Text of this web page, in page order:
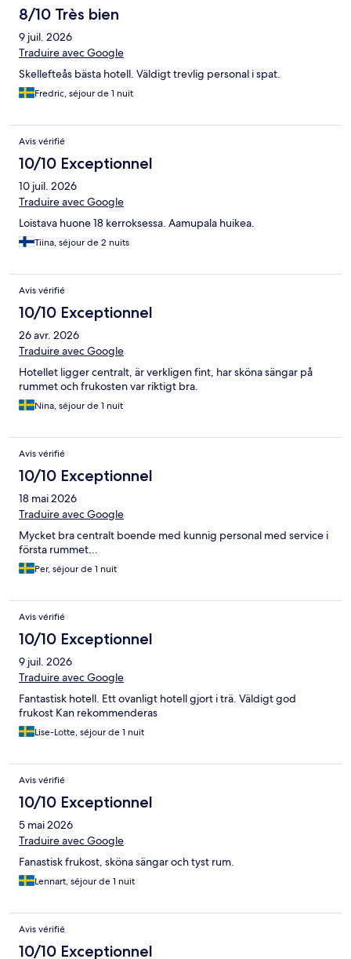
8/10 Très bien
9 juil. 2026
Traduire avec Google
Skellefteås bästa hotell. Väldigt trevlig personal i spat.
Fredric, séjour de 1 nuit
Avis vérifié
10/10 Exceptionnel
10 juil. 2026
Traduire avec Google
Loistava huone 18 kerroksessa. Aamupala huikea.
Tiina, séjour de 2 nuits
Avis vérifié
10/10 Exceptionnel
26 avr. 2026
Traduire avec Google
Hotellet ligger centralt, är verkligen fint, har sköna sängar på
rummet och frukosten var riktigt bra.
Nina, séjour de 1 nuit
Avis vérifié
10/10 Exceptionnel
18 mai 2026
Traduire avec Google
Mycket bra centralt boende med kunnig personal med service i
första rummet...
Per, séjour de 1 nuit
Avis vérifié
10/10 Exceptionnel
9 juil. 2026
Traduire avec Google
Fantastisk hotell. Ett ovanligt hotell gjort i trä. Väldigt god
frukost Kan rekommenderas
Lise-Lotte, séjour de 1 nuit
Avis vérifié
10/10 Exceptionnel
5 mai 2026
Traduire avec Google
Fanastisk frukost, sköna sängar och tyst rum.
Lennart, séjour de 1 nuit
Avis vérifié
10/10 Exceptionnel